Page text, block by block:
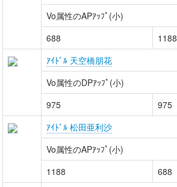
Vo属性のAPｱｯﾌﾟ(小)
688
1188
ｱｲﾄﾞﾙ 天空橋朋花
Vo属性のDPｱｯﾌﾟ(小)
975
975
ｱｲﾄﾞﾙ 松田亜利沙
Vo属性のAPｱｯﾌﾟ(小)
1188
688